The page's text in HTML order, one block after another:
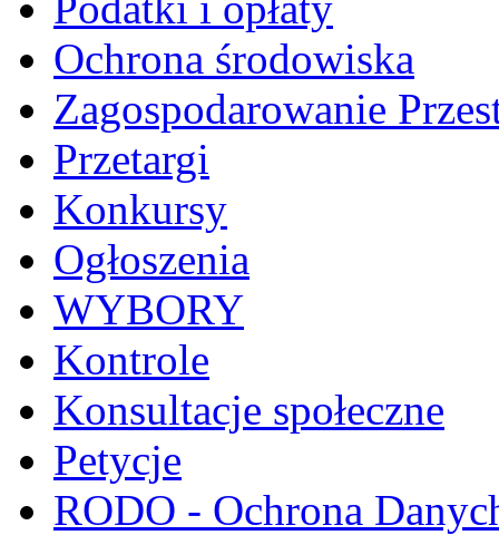
Ochrona środowiska
Zagospodarowanie
Przetargi
Konkursy
Ogłoszenia
WYBORY
Kontrole
Konsultacje społeczne
Petycje
RODO - Ochrona